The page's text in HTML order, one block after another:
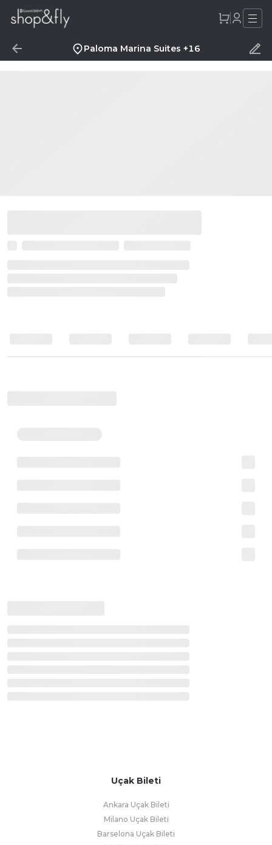
Paloma Marina Suites +16
Uçak Bileti
Ankara Uçak Bileti
Milano Uçak Bileti
Barselona Uçak Bileti